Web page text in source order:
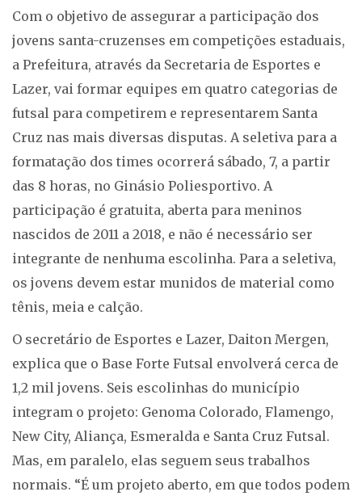
Com o objetivo de assegurar a participação dos
jovens santa-cruzenses em competições estaduais,
a Prefeitura, através da Secretaria de Esportes e
Lazer, vai formar equipes em quatro categorias de
futsal para competirem e representarem Santa
Cruz nas mais diversas disputas. A seletiva para a
formatação dos times ocorrerá sábado, 7, a partir
das 8 horas, no Ginásio Poliesportivo. A
participação é gratuita, aberta para meninos
nascidos de 2011 a 2018, e não é necessário ser
integrante de nenhuma escolinha. Para a seletiva,
os jovens devem estar munidos de material como
tênis, meia e calção.
O secretário de Esportes e Lazer, Daiton Mergen,
explica que o Base Forte Futsal envolverá cerca de
1,2 mil jovens. Seis escolinhas do município
integram o projeto: Genoma Colorado, Flamengo,
New City, Aliança, Esmeralda e Santa Cruz Futsal.
Mas, em paralelo, elas seguem seus trabalhos
normais. “É um projeto aberto, em que todos podem